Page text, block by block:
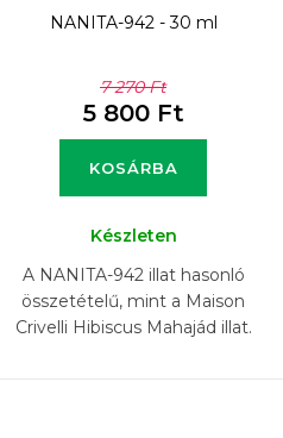
NANITA-942 - 30 ml
7 270 Ft
5 800 Ft
KOSÁRBA
Készleten
A NANITA-942 illat hasonló
összetételű, mint a Maison
Crivelli Hibiscus Mahajád illat.